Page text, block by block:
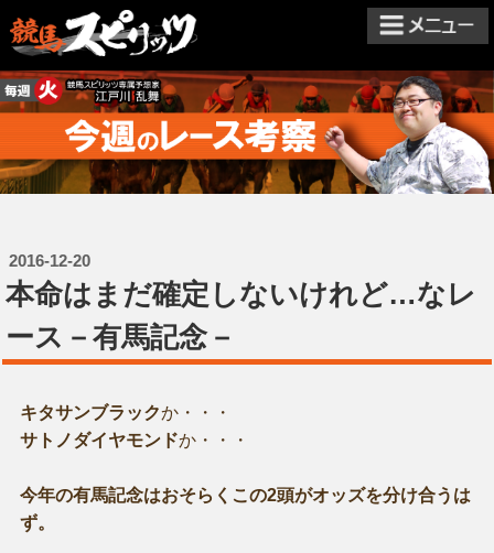
2016-12-20
本命はまだ確定しないけれど…なレ
ース－有馬記念－
キタサンブラックか・・・
サトノダイヤモンドか・・・
今年の有馬記念はおそらくこの2頭がオッズを分け合うは
ず。